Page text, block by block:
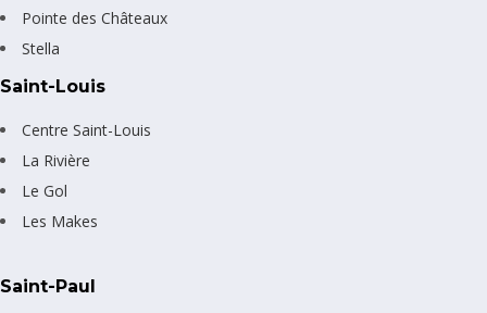
Pointe des Châteaux
Stella
Saint-Louis
Centre Saint-Louis
La Rivière
Le Gol
Les Makes
Saint-Paul